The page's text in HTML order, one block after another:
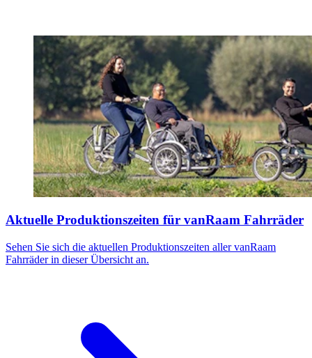
Aktuelle Produktionszeiten für vanRaam Fahrräder
Sehen Sie sich die aktuellen Produktionszeiten aller vanRaam
Fahrräder in dieser Übersicht an.